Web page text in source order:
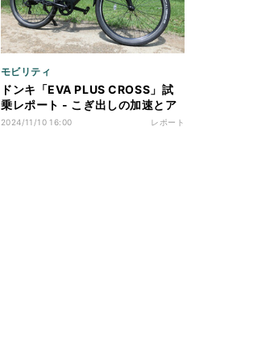
モビリティ
ドンキ「EVA PLUS CROSS」試
乗レポート - こぎ出しの加速とア
シストオフ時の乗り心地が印象的
2024/11/10 16:00 レポート